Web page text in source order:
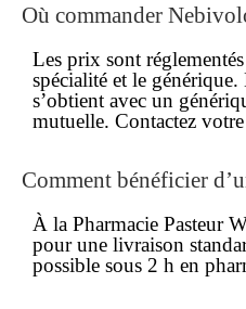
Où commander
Les prix sont
spécialité et le
s’obtient avec un
mutuelle. Contactez
Comment bénéficier
À la Pharmacie Pasteur
pour une livraison
possible sous 2 h en